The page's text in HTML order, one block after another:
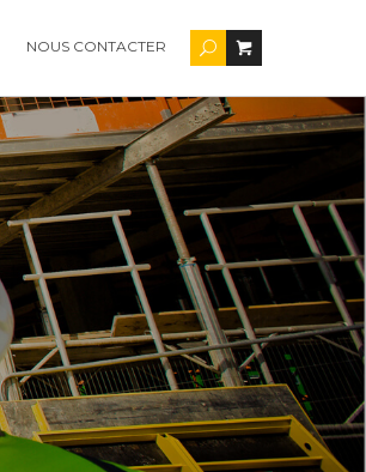
NOUS CONTACTER